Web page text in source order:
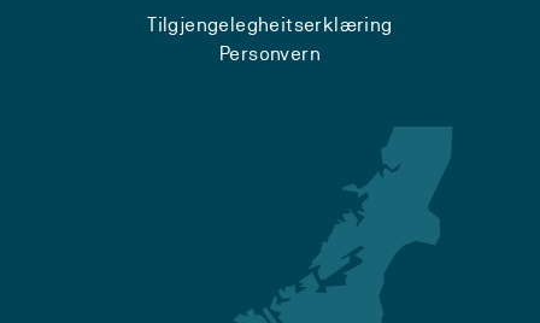
Tilgjengelegheitserklæring
Personvern